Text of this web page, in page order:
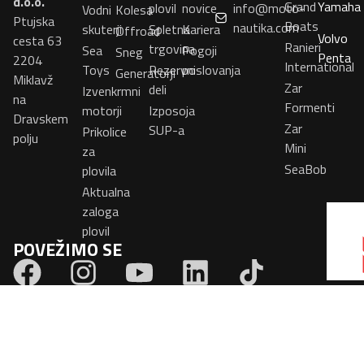
Ptujska
cesta 63
2204
Miklavž
na
Dravskem
polju
Vodni
skuterji
Sea
Toys
Izvenkrmni
motorji
Prikolice
za
plovila
Aktualna
zaloga
plovil
Kolesa
Offroad
Sneg
Generatorji
plovil
Spletna
trgovina
Rezervni
deli
Izposoja
SUP-a
novice
Kariera
Pogoji
poslovanja
info@moto-
nautika.com
Grand
Boats
Ranieri
International
Zar
Formenti
Zar
Mini
SeaBob
Yamaha
Volvo
Penta
POVEŽIMO SE